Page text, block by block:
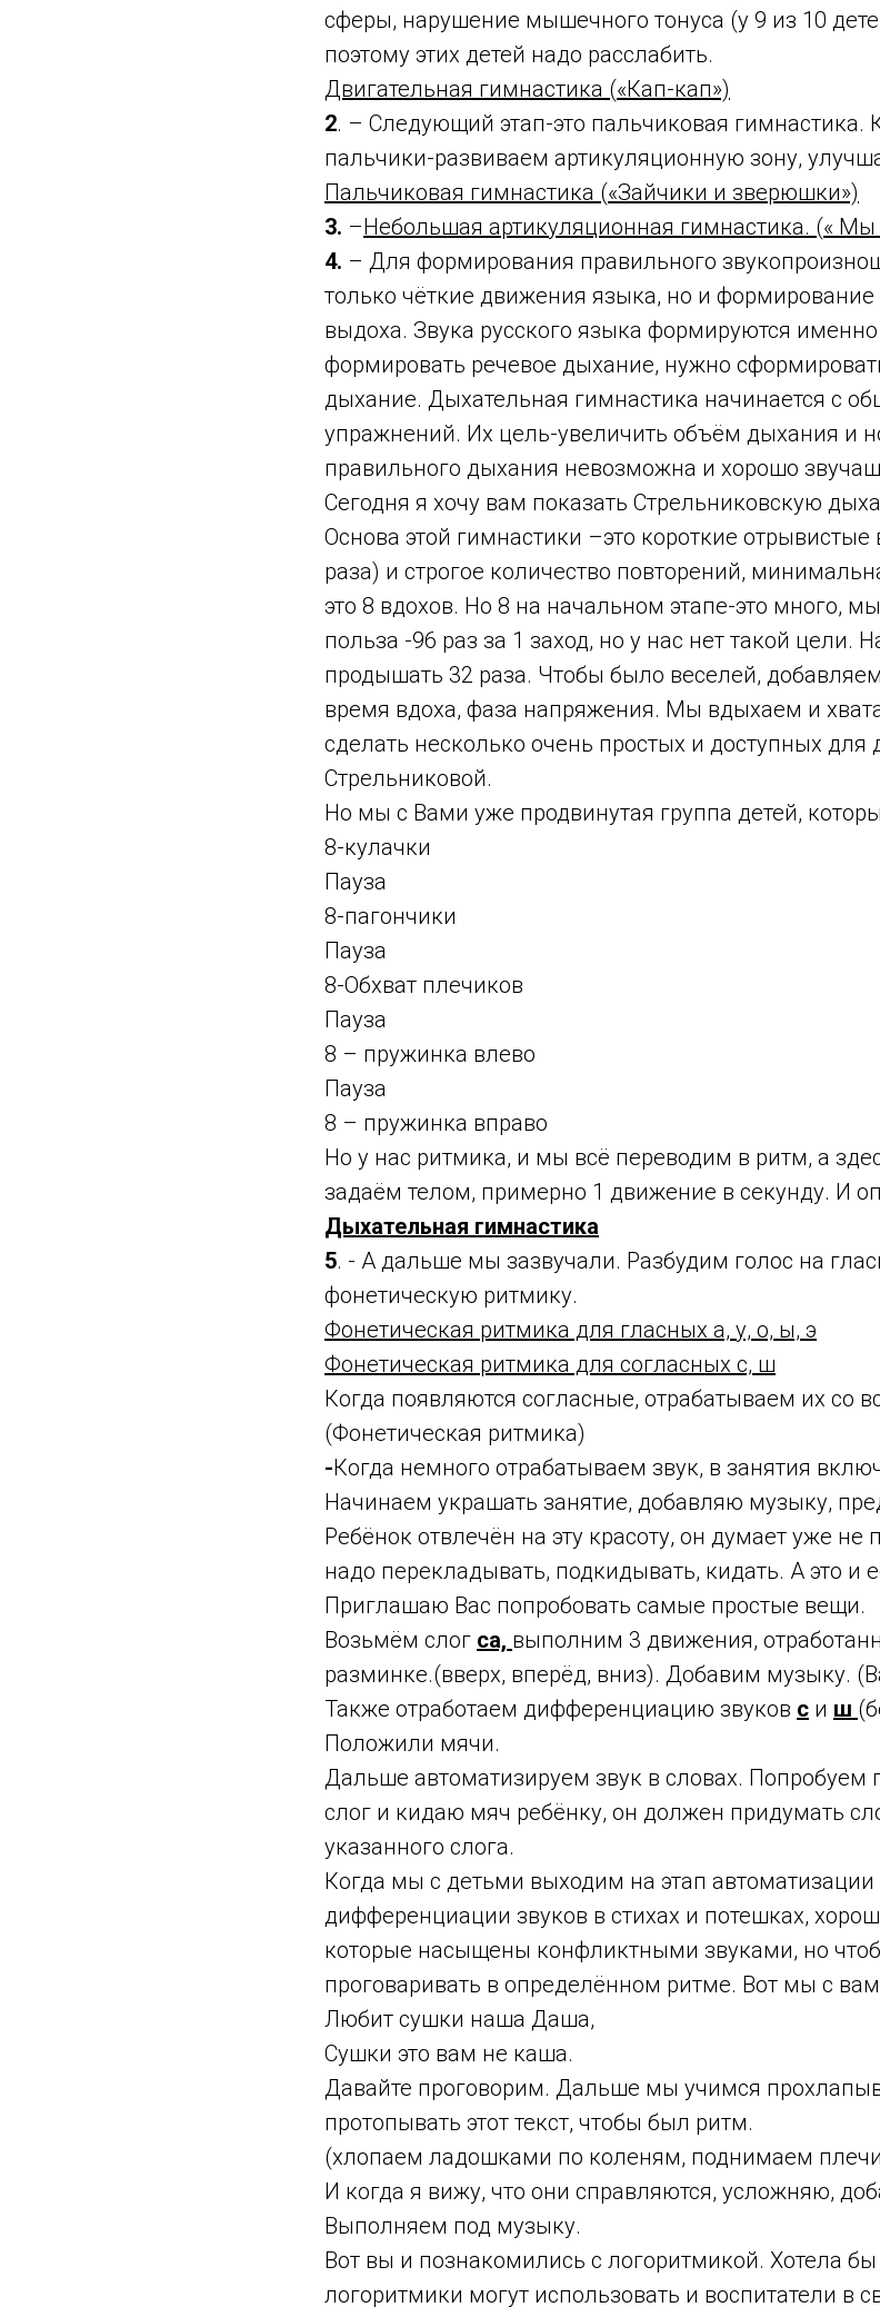
сферы, нарушение мышечного тонуса (у 9 из 10
поэтому этих детей надо расслабить.
Двигательная гимнастика («Кап-кап»)
2. – Следующий этап-это пальчиковая гимнастика.
пальчики-развиваем артикуляционную зону,
Пальчиковая гимнастика («Зайчики и зверюшки»)
3. –Небольшая артикуляционная гимнастика. (« Мы
4. – Для формирования правильного
только чёткие движения языка, но и формирование
выдоха. Звука русского языка формируются
формировать речевое дыхание, нужно
дыхание. Дыхательная гимнастика начинается с
упражнений. Их цель-увеличить объём дыхания и
правильного дыхания невозможна и хорошо
Сегодня я хочу вам показать Стрельниковскую
Основа этой гимнастики –это короткие
раза) и строгое количество повторений,
это 8 вдохов. Но 8 на начальном этапе-это много,
польза -96 раз за 1 заход, но у нас нет такой цели.
продышать 32 раза. Чтобы было веселей,
время вдоха, фаза напряжения. Мы вдыхаем и
сделать несколько очень простых и доступных
Стрельниковой.
Но мы с Вами уже продвинутая группа детей,
8-кулачки
Пауза
8-пагончики
Пауза
8-Обхват плечиков
Пауза
8 – пружинка влево
Пауза
8 – пружинка вправо
Но у нас ритмика, и мы всё переводим в ритм, а
задаём телом, примерно 1 движение в секунду. И
Дыхательная гимнастика
5. - А дальше мы зазвучали. Разбудим голос на
фонетическую ритмику.
Фонетическая ритмика для гласных а, у, о, ы, э
Фонетическая ритмика для согласных с, ш
Когда появляются согласные, отрабатываем их со
(Фонетическая ритмика)
-Когда немного отрабатываем звук, в занятия
Начинаем украшать занятие, добавляю музыку,
Ребёнок отвлечён на эту красоту, он думает уже не
надо перекладывать, подкидывать, кидать. А это и
Приглашаю Вас попробовать самые простые вещи.
Возьмём слог са, выполним 3 движения,
разминке.(вверх, вперёд, вниз). Добавим музыку.
Также отработаем дифференциацию звуков с и ш
Положили мячи.
Дальше автоматизируем звук в словах. Попробуем
слог и кидаю мяч ребёнку, он должен придумать
указанного слога.
Когда мы с детьми выходим на этап автоматизации
дифференциации звуков в стихах и потешках,
которые насыщены конфликтными звуками, но
проговаривать в определённом ритме. Вот мы с
Любит сушки наша Даша,
Сушки это вам не каша.
Давайте проговорим. Дальше мы учимся
протопывать этот текст, чтобы был ритм.
(хлопаем ладошками по коленям, поднимаем
И когда я вижу, что они справляются, усложняю,
Выполняем под музыку.
Вот вы и познакомились с логоритмикой. Хотела
логоритмики могут использовать и воспитатели в